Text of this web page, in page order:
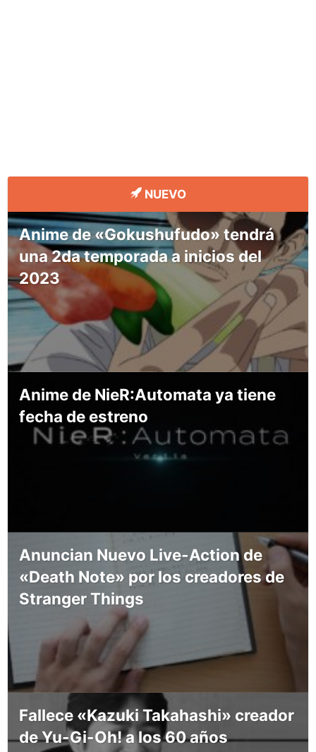
NUEVO
Anime de «Gokushufudo» tendrá
una 2da temporada a inicios del
2023
Anime de NieR:Automata ya tiene
fecha de estreno
Anuncian Nuevo Live-Action de
«Death Note» por los creadores de
Stranger Things
Fallece «Kazuki Takahashi» creador
de Yu-Gi-Oh! a los 60 años